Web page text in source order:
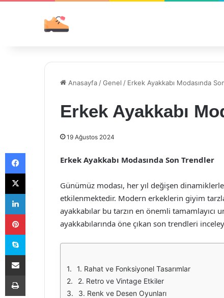
Anasayfa /Genel / Erkek Ayakkabı Modasında
Erkek Ayakkabı
19 Ağustos 2024
Erkek Ayakkabı Modasında Son Trendler
Günümüz modası, her yıl değişen
etkilenmektedir. Modern erkeklerin giyim
ayakkabılar bu tarzın en önemli tamamlayıcı
ayakkabılarında öne çıkan son trendleri
1. Rahat ve Fonksiyonel Tasarımlar
2. Retro ve Vintage Etkiler
3. Renk ve Desen Oyunları
Facebook
X
LinkedIn
Pinterest
Skype
E-Posta ile paylaş